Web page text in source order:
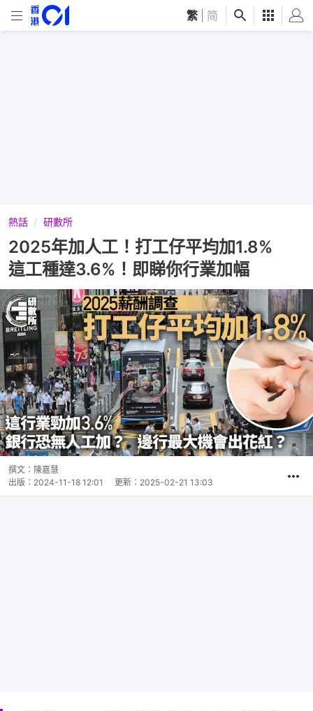
繁 简
熱話 研數所
2025年加人工！打工仔平均加1.8%
這工種達3.6%！即睇你行業加幅
撰文： 陳嘉慧
出版： 2024-11-18 12:01 更新： 2025-02-21 13:03